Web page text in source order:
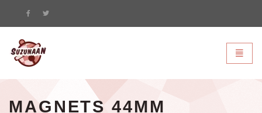
MAGNETS 44MM